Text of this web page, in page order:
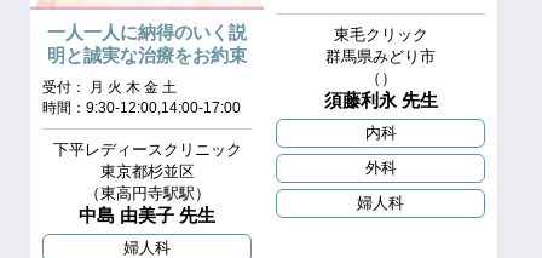
一人一人に納得のいく説
明と誠実な治療をお約束
受付： 月 火 木 金 土
時間：9:30-12:00,14:00-17:00
下平レディースクリニック
東京都杉並区
（東高円寺駅駅）
中島 由美子 先生
婦人科
東毛クリック
群馬県みどり市
（）
須藤利永 先生
内科
外科
婦人科